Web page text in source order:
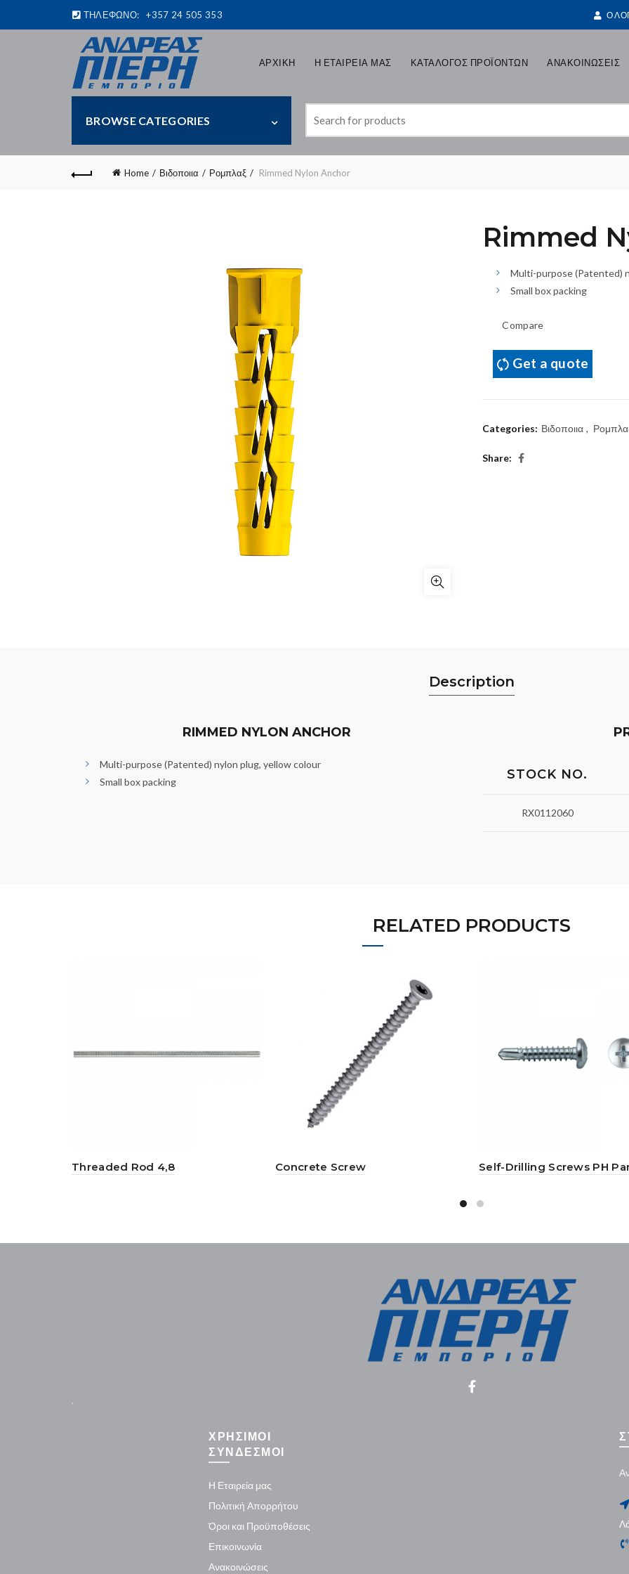
ΤΗΛΕΦΩΝΟ: +357 24 505 353 Ο
ΑΡΧΙΚΗ Η ΕΤΑΙΡΕΙΑ ΜΑΣ ΚΑΤΑΛΟΓΟΣ ΠΡΟΪΟΝΤΩΝ ΑΝΑΚΟΙΝΩΣΕΙΣ
BROWSE CATEGORIES
for:
Home Βιδοποιια Ρομπλαξ Rimmed Nylon Anchor
Rimmed
Multi-purpose (Patented)
Small box packing
Compare
Get a quote
Categories: Βιδοποιια ,
Share
Description
RIMMED NYLON ANCHOR
Multi-purpose (Patented) nylon plug, yellow colour
Small box packing
STOCK NO.
RX0112060
RELATED PRODUCTS
Threaded Rod 4,8 Concrete Screw Self-Drilling Screws PH
.
ΧΡΗΣΙΜΟΙ
ΣΥΝΔΕΣΜΟΙ
Η Εταιρεία μας
Πολιτική Απορρήτου
Όροι και Προϋποθέσεις
Επικοινωνία
Ανακοινώσεις